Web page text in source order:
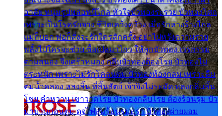
อาลัย หนุ่มรูปหล่อหนีไกล หัวใจบัวทองระรวย บัวทองโศก
เพราะเป็นโรครักจาง ชีวิตเคว้งคว้าง เมื่อรักห่างร้างไกล
แม่ก็บอก พ่อก็สั่งจะรักใครสักครั้ง อย่าไปหวังความรวย
พลั้งไปใครจะช่วย ซื้อเปลมาไกว ให้ลูกบัวทอง เวรกรรม
ตามสนอง จึงเศร้าหมอง กลีบบัวทองต้องโรย บัวทองไม่
ตระหนัก เพราะไม่รักโคลนตม บัวทองท้องกลม เพราะลืม
ตมน้ำคลอง หลงลิ้น ที่สิ้นสัตย์ เจ้าจึงไม่ระมัด หลงกลิ่นลิ้น
โชย คำหวาน เขาวาดโรย บัวทองกลีบโรย ต้องร้อนรุม บัว
มาบานก่อนตูม ดุจไฟสุมร้อนรุมอุรา บัวทองผ่ายผอม